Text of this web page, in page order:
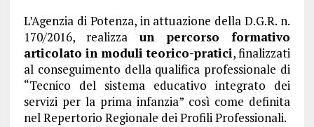
L’Agenzia di Potenza, in attuazione della D.G.R. n.
170/2016, realizza un percorso formativo
articolato in moduli teorico-pratici, finalizzati
al conseguimento della qualifica professionale di
“Tecnico del sistema educativo integrato dei
servizi per la prima infanzia” così come definita
nel Repertorio Regionale dei Profili Professionali.